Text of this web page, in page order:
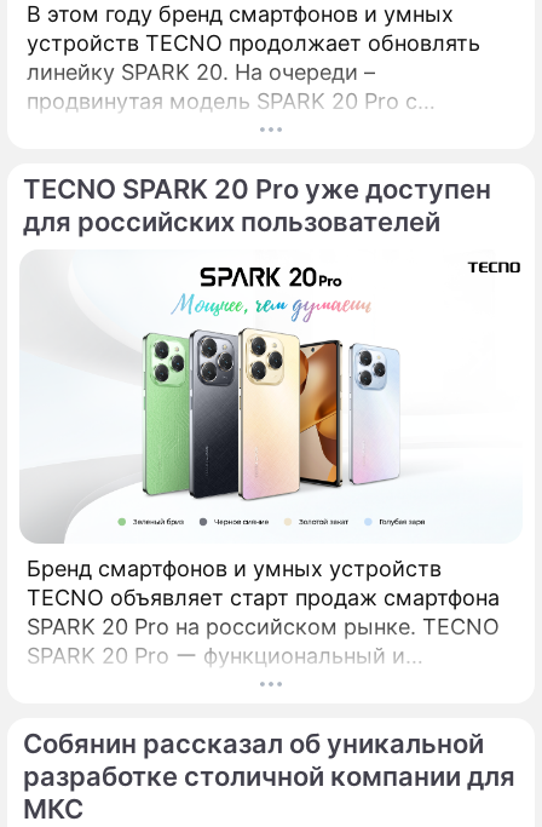
В этом году бренд смартфонов и умных
устройств TECNO продолжает обновлять
линейку SPARK 20. На очереди –
продвинутая модель SPARK 20 Pro с
крутыми камерами, мощным процессором
обо всем по порядку. КамераОдно из
ключевых отличий SPARK 20 Pro от
108 Мп, которая впервые появляется в
линейке SPARK.
TECNO SPARK 20 Pro уже доступен
для российских пользователей
Бренд смартфонов и умных устройств
TECNO объявляет старт продаж смартфона
SPARK 20 Pro на российском рынке. TECNO
SPARK 20 Pro ー функциональный и
сбалансированный смартфон из новой серии
Собянин рассказал об уникальной
разработке столичной компании для
МКС